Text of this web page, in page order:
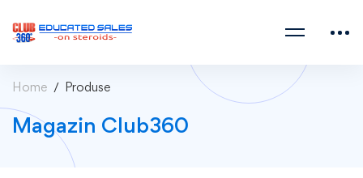
Home Produse
Magazin Club360